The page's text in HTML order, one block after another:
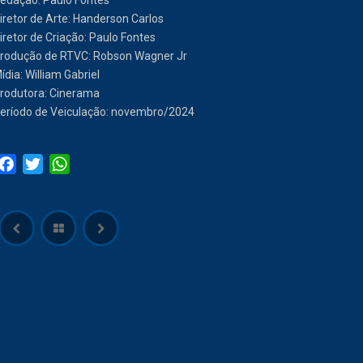
de Arte: Handerson Carlos
de Criação: Paulo Fontes
de RTVC: Robson Wagner Jr
William Gabriel
Cinerama
de Veiculação: novembro/2024
Facebook
Twitter